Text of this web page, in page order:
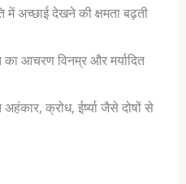
में अच्छाई देखने की क्षमता बढ़ती
आचरण विनम्र और मर्यादित
क्रोध, ईर्ष्या जैसे दोषों से